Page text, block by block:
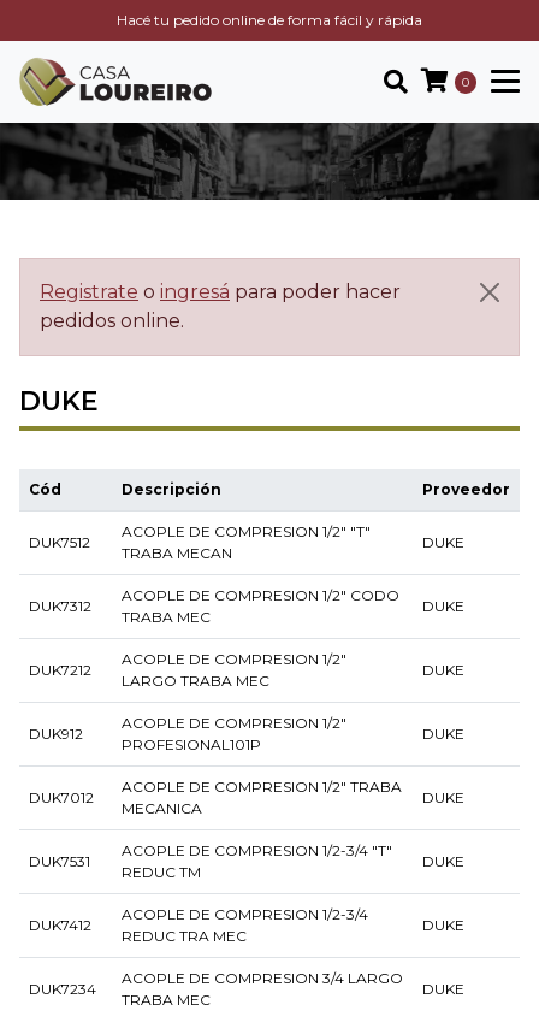
Hacé tu pedido online de forma fácil y rápida
0
Registrate o ingresá para poder hacer
pedidos online.
DUKE
Cód Descripción Proveedor
DUK7512
ACOPLE DE COMPRESION 1/2" "T"
TRABA MECAN
DUKE
DUK7312
ACOPLE DE COMPRESION 1/2" CODO
TRABA MEC
DUKE
DUK7212
ACOPLE DE COMPRESION 1/2"
LARGO TRABA MEC
DUKE
DUK912
ACOPLE DE COMPRESION 1/2"
PROFESIONAL101P
DUKE
DUK7012
ACOPLE DE COMPRESION 1/2" TRABA
MECANICA
DUKE
DUK7531
ACOPLE DE COMPRESION 1/2-3/4 "T"
REDUC TM
DUKE
DUK7412
ACOPLE DE COMPRESION 1/2-3/4
REDUC TRA MEC
DUKE
DUK7234
ACOPLE DE COMPRESION 3/4 LARGO
TRABA MEC
DUKE